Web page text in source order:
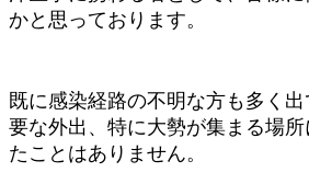
かと思っております。
既に感染経路の不明な方も多く
要な外出、特に大勢が集まる場
たことはありません。